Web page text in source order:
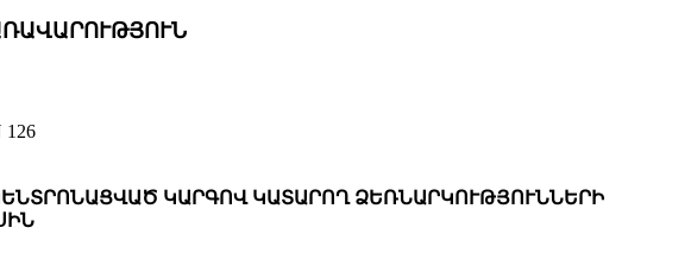
ԿԱՐԳՈՎ ԿԱՏԱՐՈՂ ՁԵՌՆԱՐԿՈՒԹՅՈՒՆՆԵՐԻ